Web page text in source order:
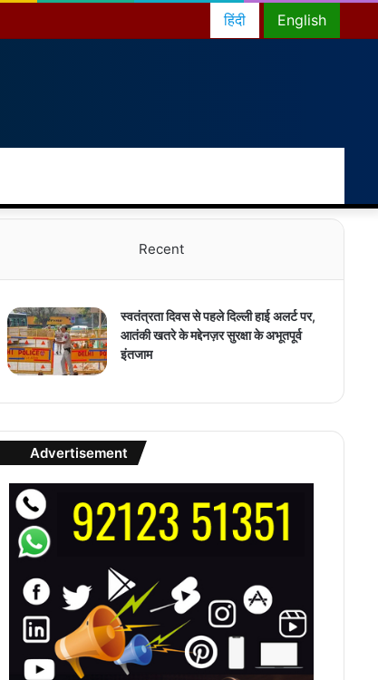
English
हिंदी
for
skin
Recent
स्वतंत्रता दिवस से पहले दिल्ली हाई अलर्ट पर,
आतंकी खतरे के मद्देनज़र सुरक्षा के अभूतपूर्व
इंतजाम
Advertisement